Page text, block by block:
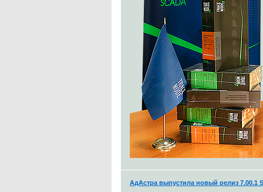
АдАстра выпустила новый релиз 7.00.1